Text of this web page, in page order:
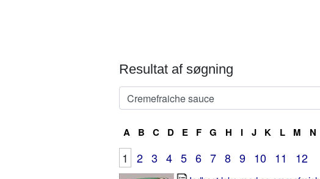
Resultat af søgning
A B C D E F G H I J K L M N
1 2 3 4 5 6 7 8 9 10 11 12